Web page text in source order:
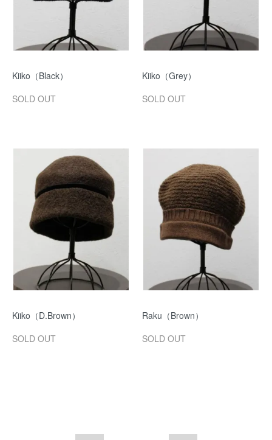
Kiiko（Black）
SOLD OUT
Kiiko（Grey）
SOLD OUT
Kiiko（D.Brown）
SOLD OUT
Raku（Brown）
SOLD OUT